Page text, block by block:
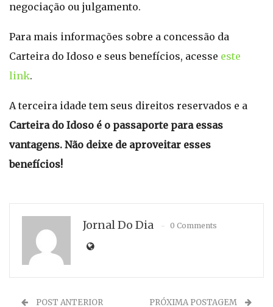
negociação ou julgamento.
Para mais informações sobre a concessão da
Carteira do Idoso e seus benefícios, acesse este
link.
A terceira idade tem seus direitos reservados e a
Carteira do Idoso é o passaporte para essas
vantagens. Não deixe de aproveitar esses
benefícios!
Jornal Do Dia 0 Comments
POST ANTERIOR PRÓXIMA POSTAGEM